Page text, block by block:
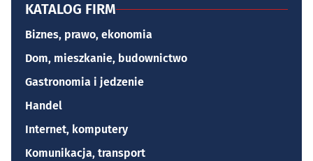
KATALOG FIRM
Biznes, prawo, ekonomia
Dom, mieszkanie, budownictwo
Gastronomia i jedzenie
Handel
Internet, komputery
Komunikacja, transport